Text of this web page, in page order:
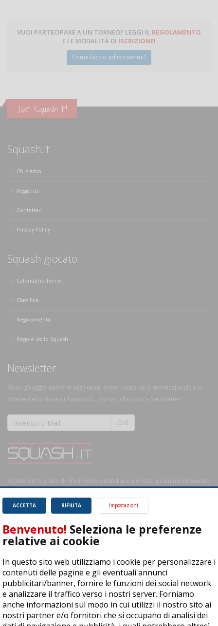
VUOI PARTECIPARE A UN TORNEO? LEGGI IL REGOLAMENTO
E LE MODALITÀ DI ISCRIZIONE!
Come faccio ad iscrivermi?
Just Squash It!
Squash.it
Chi siamo
Registrati
Contattaci
Privacy Policy
Squash giocato
Calendario Tornei
Classifica
Regolamento
Regole dello Squash
Newsletter
Ricevi gli aggiornamenti sugli ultimi eventi nazionali e internazionali, e le
offerte dello Store di Squash.it... Iscriviti alla nostra Newsletter!
OK!
SQUASH.it: Il punto di riferimento quotidiano per tutti gli amanti di questo
RIFIUTA
ACCETTA Impostazioni
Benvenuto! Seleziona le preferenze
relative ai cookie
In questo sito web utilizziamo i cookie per personalizzare i
contenuti delle pagine e gli eventuali annunci
pubblicitari/banner, fornire le funzioni dei social network
e analizzare il traffico verso i nostri server. Forniamo
anche informazioni sul modo in cui utilizzi il nostro sito ai
nostri partner e/o fornitori che si occupano di analisi dei
04278030988
© Copyright 2015 | All Rights Reserved - Powered byDynDevice
Privacy Policy Cookie Policy Accessibilità Sitemap